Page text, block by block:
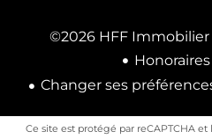
©2026 HFF Immobilier
Changer ses
Ce site est protégé par reCAPTCHA et